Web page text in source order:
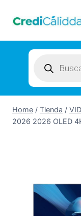
search
Home / Tienda /
2026 2026 OLED